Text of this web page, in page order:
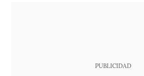
PUBLICIDAD